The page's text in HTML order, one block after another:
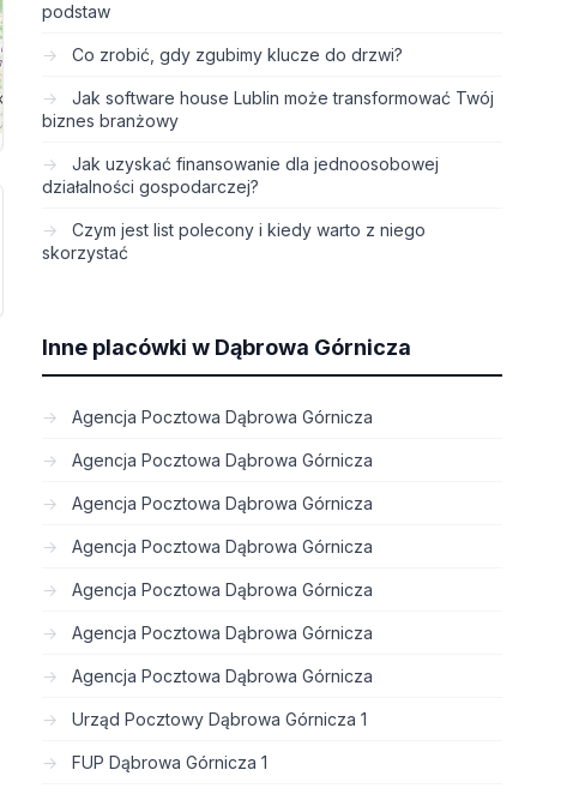
podstaw
Co zrobić, gdy zgubimy klucze do drzwi?
Jak software house Lublin może transformować Twój
biznes branżowy
Jak uzyskać finansowanie dla jednoosobowej
działalności gospodarczej?
Czym jest list polecony i kiedy warto z niego
skorzystać
Inne placówki w Dąbrowa Górnicza
Agencja Pocztowa Dąbrowa Górnicza
Agencja Pocztowa Dąbrowa Górnicza
Agencja Pocztowa Dąbrowa Górnicza
Agencja Pocztowa Dąbrowa Górnicza
Agencja Pocztowa Dąbrowa Górnicza
Agencja Pocztowa Dąbrowa Górnicza
Agencja Pocztowa Dąbrowa Górnicza
Urząd Pocztowy Dąbrowa Górnicza 1
FUP Dąbrowa Górnicza 1